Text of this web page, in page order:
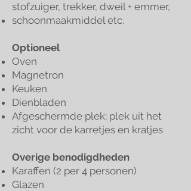
stofzuiger, trekker, dweil + emmer,
schoonmaakmiddel etc.
Optioneel
Oven
Magnetron
Keuken
Dienbladen
Afgeschermde plek; plek uit het
zicht voor de karretjes en kratjes
Overige benodigdheden
Karaffen (2 per 4 personen)
Glazen